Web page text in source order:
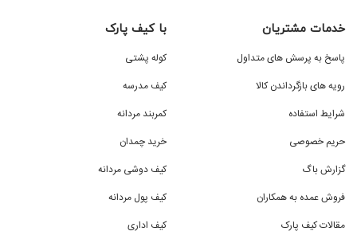
خدمات مشتریان
پاسخ به پرسش های متداول
رویه های بازگرداندن کالا
شرایط استفاده
حریم خصوصی
گزارش باگ
فروش عمده به همکاران
مقالات کیف پارک
با کیف پارک
کوله پشتی
کیف مدرسه
کمربند مردانه
خرید چمدان
کیف دوشی مردانه
کیف پول مردانه
کیف اداری